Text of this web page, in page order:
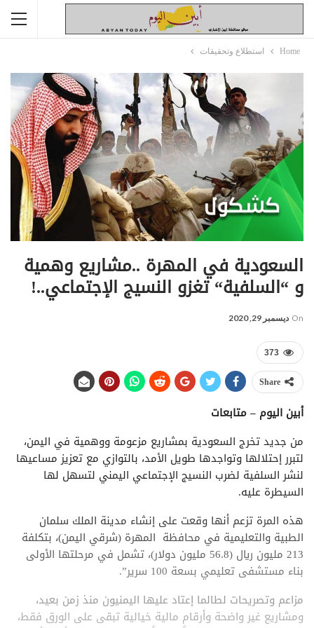
Home استطلاع وتحقيقات
السعودية في المهرة ..مشاريع وهمية
و “السلفية“ تغزو النسيج الإجتماعي..!
On ديسمبر 29, 2020
373
Share
أبين اليوم – متابعات
من جديد تخرج السعودية بمشاريع مزعومة ووهمية في اليمن،
لتبرر إحتلالها وتواجدها طويل الأمد، بالتوازي مع تعزيز مساعيها
لنشر السلفية لضرب النسيج الإجتماعي اليمني لتسهل لها
السيطرة عليه.
هذه المرة تزعم أنها وقعت على إنشاء مدينة الملك سلمان
الطبية والتعليمية في محافظة المهرة (شرقي اليمن)، بتكلفة
213 مليون ريال (56.8 مليون دولار)، تشمل في مرحلتها الأولى
بناء مستشفى تعليمي بسعة 100 سرير”.
مزاعم وتصريحات لطالما إعتاد عليها اليمنيون منذ زمن بعيد،
ومشاريع غير واضحة وأرقام مالية خيالية تبقى على الورق فقط،